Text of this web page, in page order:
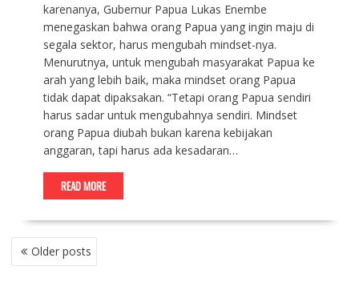
karenanya, Gubernur Papua Lukas Enembe
menegaskan bahwa orang Papua yang ingin maju di
segala sektor, harus mengubah mindset-nya.
Menurutnya, untuk mengubah masyarakat Papua ke
arah yang lebih baik, maka mindset orang Papua
tidak dapat dipaksakan. “Tetapi orang Papua sendiri
harus sadar untuk mengubahnya sendiri. Mindset
orang Papua diubah bukan karena kebijakan
anggaran, tapi harus ada kesadaran…
READ MORE
P
O
Older posts